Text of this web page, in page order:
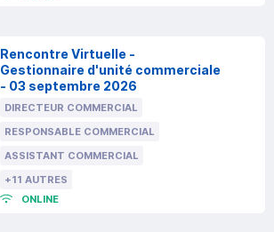
Rencontre Virtuelle -
Gestionnaire d'unité commerciale
- 03 septembre 2026
DIRECTEUR COMMERCIAL
RESPONSABLE COMMERCIAL
ASSISTANT COMMERCIAL
+11 AUTRES
ONLINE